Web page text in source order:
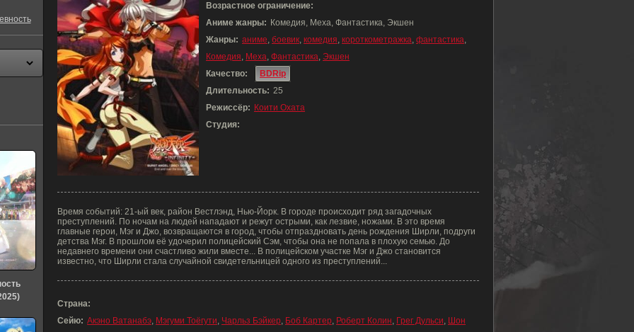
Возрастное ограничение:
Аниме жанры: Комедия, Меха, Фантастика, Экшен
Жанры: аниме, боевик, комедия, короткометражка, фантастика,
Комедия, Меха, Фантастика, Экшен
Качество:
BDRip
Длительность: 25
Режиссёр: Коити Охата
Студия:
Время событий: 21-ый век, район Вестлэнд, Нью-Йорк. В городе происходит ряд загадочных
преступлений. По ночам на людей нападают и режут острыми, как лезвие, ножами. В это время
главные герои, Мэг и Джо, возвращаются в город, чтобы отпраздновать день рождения Ширли, подруги
детства Мэг. В прошлом её удочерил полицейский Сэм, чтобы она не попала в плохую семью. До
недавнего времени они счастливо жили вместе... В полицейском участке Мэг и Джо становится
известно, что Ширли стала случайной свидетельницей одного из преступлений...
Страна:
Сейю: Акэно Ватанабэ, Мэгуми Тоёгути, Чарльз Бэйкер, Боб Картер, Роберт Колин, Грег Дульси, Шон